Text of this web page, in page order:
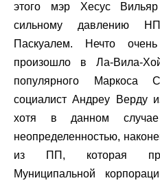
этого мэр Хесус
сильному давлению
Паскуалем. Нечто
произошло в Ла-Вила-
популярного Маркоса
социалист Андреу Верду
хотя в данном
неопределенностью,
из ПП, которая
Муниципальной